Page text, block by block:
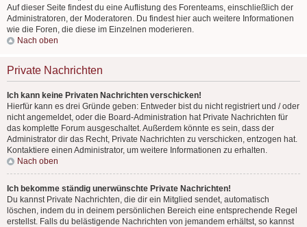
Auf dieser Seite findest du eine Auflistung des Forenteams, einschließlich der
Administratoren, der Moderatoren. Du findest hier auch weitere Informationen
wie die Foren, die diese im Einzelnen moderieren.
Nach oben
Private Nachrichten
Ich kann keine Privaten Nachrichten verschicken!
Hierfür kann es drei Gründe geben: Entweder bist du nicht registriert und / oder
nicht angemeldet, oder die Board-Administration hat Private Nachrichten für
das komplette Forum ausgeschaltet. Außerdem könnte es sein, dass der
Administrator dir das Recht, Private Nachrichten zu verschicken, entzogen hat.
Kontaktiere einen Administrator, um weitere Informationen zu erhalten.
Nach oben
Ich bekomme ständig unerwünschte Private Nachrichten!
Du kannst Private Nachrichten, die dir ein Mitglied sendet, automatisch
löschen, indem du in deinem persönlichen Bereich eine entsprechende Regel
erstellst. Falls du belästigende Nachrichten von jemandem erhältst, so kannst